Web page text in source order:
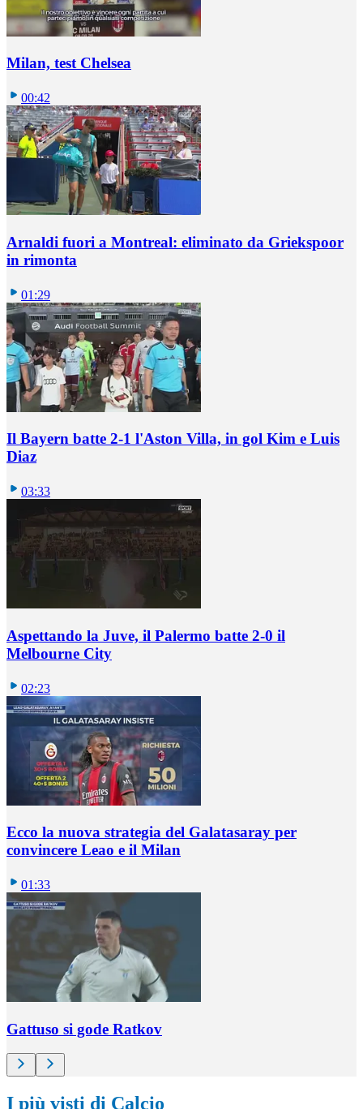
Milan, test Chelsea
00:42
Arnaldi fuori a Montreal: eliminato da Griekspoor
in rimonta
01:29
Il Bayern batte 2-1 l'Aston Villa, in gol Kim e Luis
Diaz
03:33
Aspettando la Juve, il Palermo batte 2-0 il
Melbourne City
02:23
Ecco la nuova strategia del Galatasaray per
convincere Leao e il Milan
01:33
Gattuso si gode Ratkov
I più visti di Calcio